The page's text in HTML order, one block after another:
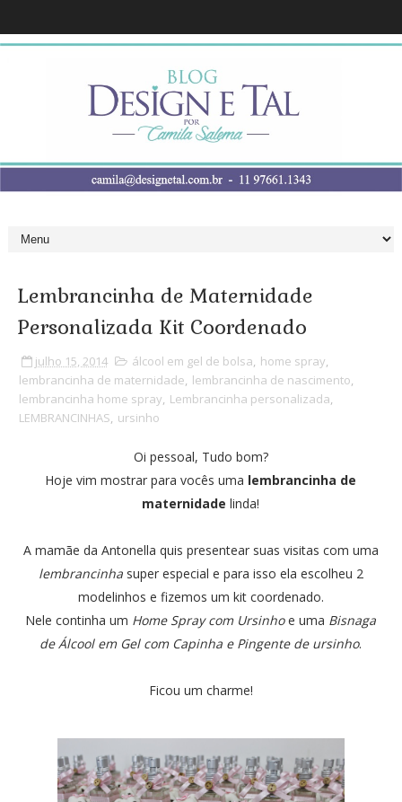
Lembrancinha de Maternidade
Personalizada Kit Coordenado
julho 15, 2014 álcool em gel de bolsa, home spray,
lembrancinha de maternidade, lembrancinha de nascimento,
lembrancinha home spray, Lembrancinha personalizada,
LEMBRANCINHAS, ursinho
Oi pessoal, Tudo bom?
Hoje vim mostrar para vocês uma lembrancinha de
maternidade linda!
A mamãe da Antonella quis presentear suas visitas com uma
lembrancinhasuper especial e para isso ela escolheu 2
modelinhos e fizemos um kit coordenado.
Nele continha um Home Spray com Ursinhoe uma Bisnaga
de Álcool em Gel com Capinha e Pingente de ursinho.
Ficou um charme!